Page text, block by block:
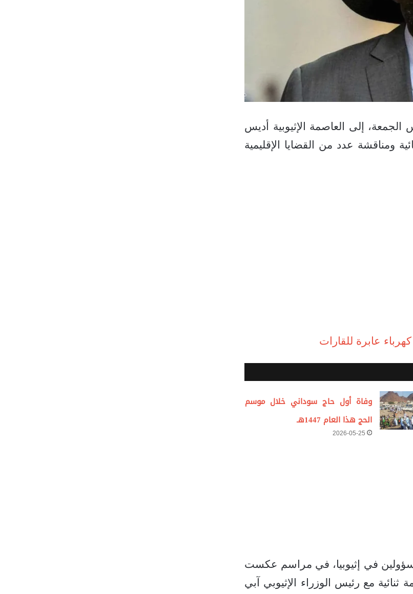
إلى العاصمة الإثيوبية أديس
ومناقشة عدد من القضايا الإقليمية
عابرة للقارات
وفاة أول حاج سوداني خلال موسم
الحج هذا العام 1447هـ
2026-05-25
في إثيوبيا، في مراسم عكست
مع رئيس الوزراء الإثيوبي آبي